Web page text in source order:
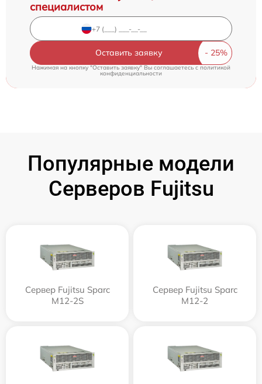
специалистом
Оставить заявку
Нажимая на кнопку "Оставить заявку" Вы соглашаетесь c политикой
конфиденциальности
Популярные модели
Серверов Fujitsu
Сервер Fujitsu Sparc
M12-2S
Сервер Fujitsu Sparc
M12-2